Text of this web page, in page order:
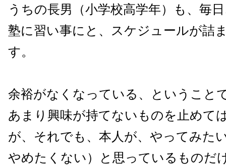
うちの長男（小学校高学年）も、毎
塾に習い事にと、スケジュールが詰
す。
余裕がなくなっている、ということ
あまり興味が持てないものを止めて
が、それでも、本人が、やってみた
やめたくない）と思っているものだ